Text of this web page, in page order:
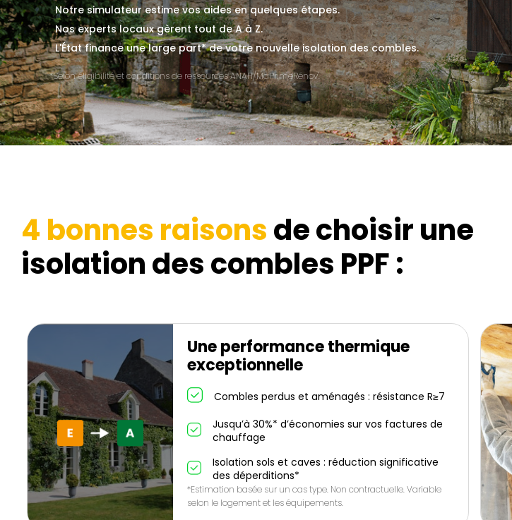
Notre simulateur estime vos aides en quelques étapes.
Nos experts locaux gèrent tout de A à Z.
L'État finance une large part* de votre nouvelle isolation des combles.
*Selon éligibilité et conditions de ressources ANAH/MaPrimeRénov'.
4 bonnes raisonsde choisir une
isolation des combles PPF :
Une performance thermique
exceptionnelle
Combles perdus et aménagés : résistance R≥7
Jusqu’à 30%* d’économies sur vos factures de
chauffage
Isolation sols et caves : réduction significative
des déperditions*
*Estimation basée sur un cas type. Non contractuelle. Variable
selon le logement et les équipements.